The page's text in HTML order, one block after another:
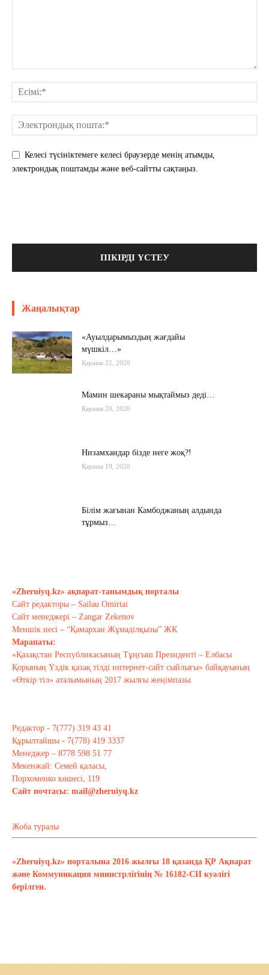
Келесі түсініктемеге келесі браузерде менің атымды,
электрондық поштамды және веб-сайтты сақтаңыз.
Жаңалықтар
«Ауылдарымыздың жағдайы
мүшкіл…»
Қараша 22, 2020
Мамин шекараны мықтаймыз деді…
Қараша 20, 2020
Низамхандар бізде неге жоқ?!
Қараша 19, 2020
Білім жағынан Камбоджаның алдында
тұрмыз…
Тағы оқу
«Zheruiyq.kz» ақпарат-танымдық порталы
Сайт редакторы – Sailau Omirtai
Сайт менеджері – Zangar Zekenov
Меншік иесі – “Қамархан Жұмаділқызы” ЖК
Марапаты:
«Қазақстан Республикасының Тұңғыш Президенті – Елбасы
Қорының Үздік қазақ тілді интернет-сайт сыйлығы» байқауының
«Өткір тіл» аталымының 2017 жылғы жеңімпазы.
Редактор - 7(777) 319 43 41
Құрылтайшы - 7(778) 419 3337
Менеджер – 8778 598 51 77
Мекенжай: Семей қаласы,
Порхоменко көшесі, 119
Сайт почтасы: mail@zheruiyq.kz
Жоба туралы
«Zheruiyq.kz» порталына 2016 жылғы 18 қазанда ҚР Ақпарат
және Коммуникация министрлігінің № 16182-СИ куәлігі
берілген.